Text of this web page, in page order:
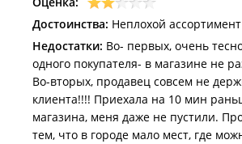
Достоинства: Неплохой
Недостатки: Во- первых, очень
одного покупателя- в магазине не
Во-вторых, продавец совсем не
клиента!!!! Приехала на 10 мин
магазина, меня даже не пустили.
тем, что в городе мало мест, где